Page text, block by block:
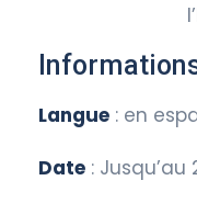
Langue : en
Date :